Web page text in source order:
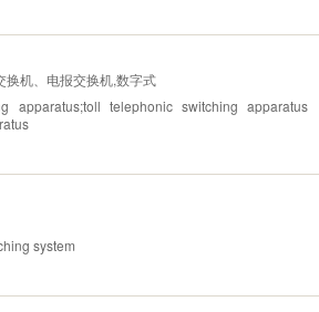
换机、电报交换机,数字式
apparatus;toll telephonic switching apparatus
system